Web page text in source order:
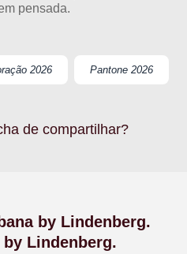
pensada.
2026 Pantone 2026
de compartilhar?
by Lindenberg.
Lindenberg.